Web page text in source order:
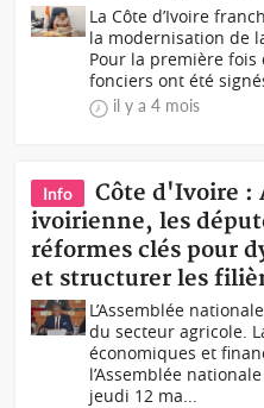
La Côte d’Ivoire
la modernisation de
Pour la première fois
fonciers ont été
il y a 4 mois
Info
Côte d'Ivoire :
ivoirienne, les
réformes clés pour
et structurer les
L’Assemblée
du secteur agricole.
économiques et
l’Assemblée
jeudi 12 ma...